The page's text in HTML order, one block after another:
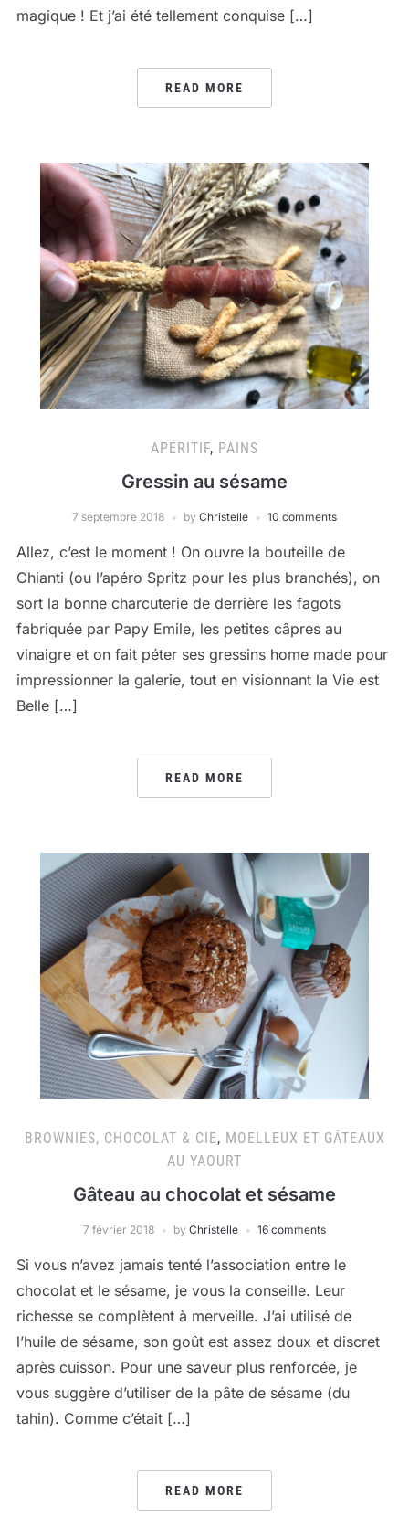
magique ! Et j’ai été tellement conquise […]
READ MORE
APÉRITIF, PAINS
Gressin au sésame
7 septembre 2018 by Christelle 10 comments
Allez, c’est le moment ! On ouvre la bouteille de
Chianti (ou l’apéro Spritz pour les plus branchés), on
sort la bonne charcuterie de derrière les fagots
fabriquée par Papy Emile, les petites câpres au
vinaigre et on fait péter ses gressins home made pour
impressionner la galerie, tout en visionnant la Vie est
Belle […]
READ MORE
BROWNIES, CHOCOLAT & CIE, MOELLEUX ET GÂTEAUX
AU YAOURT
Gâteau au chocolat et sésame
7 février 2018 by Christelle 16 comments
Si vous n’avez jamais tenté l’association entre le
chocolat et le sésame, je vous la conseille. Leur
richesse se complètent à merveille. J’ai utilisé de
l’huile de sésame, son goût est assez doux et discret
après cuisson. Pour une saveur plus renforcée, je
vous suggère d’utiliser de la pâte de sésame (du
tahin). Comme c’était […]
READ MORE